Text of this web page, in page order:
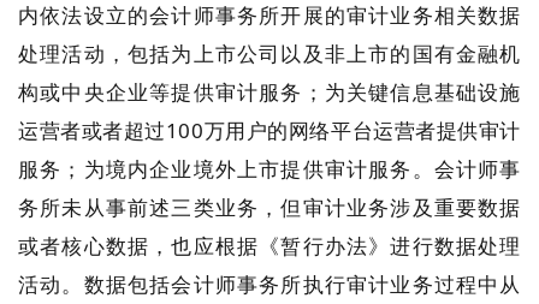
内依法设立的会计师事务所开展的审计业务相关数据
处理活动，包括为上市公司以及非上市的国有金融机
构或中央企业等提供审计服务；为关键信息基础设施
运营者或者超过100万用户的网络平台运营者提供审计
服务；为境内企业境外上市提供审计服务。会计师事
务所未从事前述三类业务，但审计业务涉及重要数据
或者核心数据，也应根据《暂行办法》进行数据处理
活动。数据包括会计师事务所执行审计业务过程中从